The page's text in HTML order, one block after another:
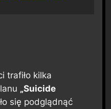
trafiło kilka
„Suicide
się podglądnąć